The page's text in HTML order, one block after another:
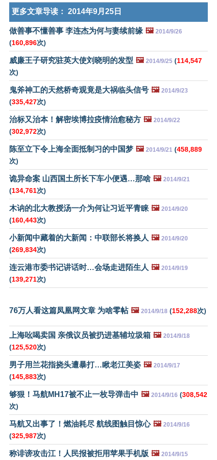
更多文章导读： 2014年9月25日
做善事不懂善事 李连杰为何与妻续前缘 🖼️ 2014/9/26
(160,896次)
威廉王子研究驻英大使刘晓明的发型 🖼️ 2014/9/25 (114,547
次)
鬼斧神工的天然桥奇观竟是大祸临头信号 🖼️ 2014/9/23
(335,427次)
治标又治本！解密埃博拉疫情治愈秘方 🖼️ 2014/9/22
(302,972次)
陈至立下令上海全面抵制习的中国梦 🖼️ 2014/9/21 (458,889
次)
诡异命案 山西国土所长下车小便遇…那啥 🖼️ 2014/9/21
(134,761次)
木讷的北大教授汤一介为何让习近平青睐 🖼️ 2014/9/20
(160,443次)
小新闻中藏着的大新闻：中联部长将换人 🖼️ 2014/9/20
(269,834次)
连云港市委书记讲话时…会场走进陌生人 🖼️ 2014/9/19
(139,271次)
76万人看这篇凤凰网文章 为啥零帖 🖼️ 2014/9/18 (152,288次)
上海吆喝卖国 亲俄议员被扔进基辅垃圾箱 🖼️ 2014/9/18
(125,520次)
男子用兰花指挠头遭暴打…瞅老江美姿 🖼️ 2014/9/17
(145,883次)
够狠！马航MH17被不止一枚导弹击中 🖼️ 2014/9/16 (308,542
次)
马航又出事了！燃油耗尽 航线图触目惊心 🖼️ 2014/9/16
(325,987次)
称诽谤攻击江！人民报被拒用苹果手机版 🖼️ 2014/9/15